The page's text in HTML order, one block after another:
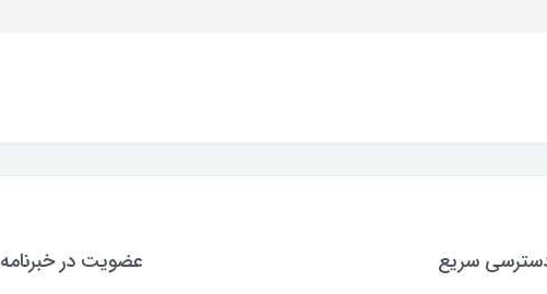
سریع عضویت در خبرنامه